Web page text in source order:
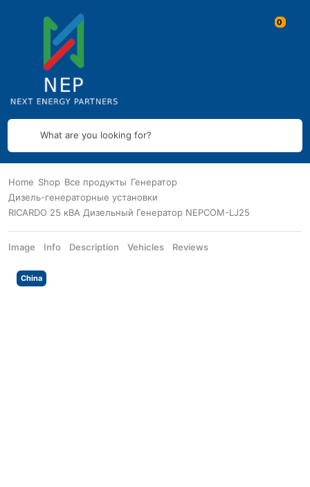
What are you looking for?
Home Shop Все продукты Генератор
Дизель-генераторные установки
RICARDO 25 кВА Дизельный Генератор NEPCOM-LJ25
Image Info Description Vehicles Reviews
China